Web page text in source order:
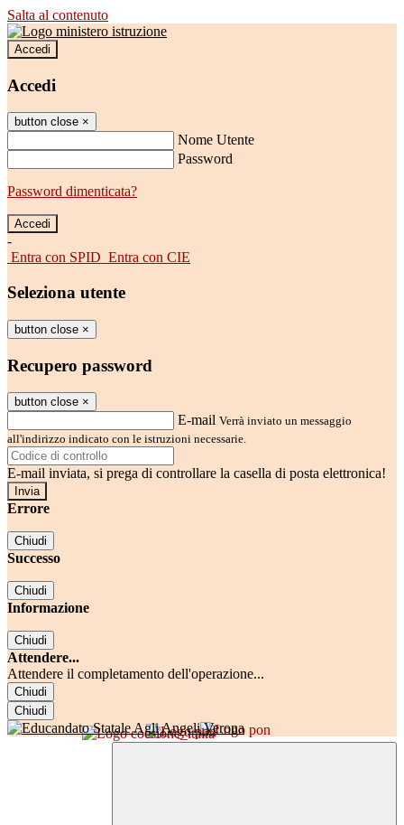
Salta al contenuto
Accedi
Accedi
button close ×
Nome Utente
Password
Password dimenticata?
-
Entra con SPID Entra con CIE
Seleziona utente
button close ×
Recupero password
button close ×
E-mail Verrà inviato un messaggio
all'indirizzo indicato con le istruzioni necessarie.
E-mail inviata, si prega di controllare la casella di posta elettronica!
Errore
Chiudi
Successo
Chiudi
Informazione
Chiudi
Attendere...
Attendere il completamento dell'operazione...
Chiudi
Chiudi